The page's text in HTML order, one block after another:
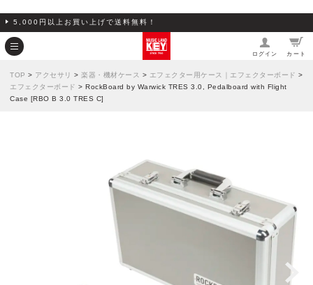
5,000円以上お買い上げで送料無料！
ログイン カート
TOP > アクセサリ > 楽器・機材ケース > エフェクター用ケース｜エフェクターボード >
エフェクターボード > RockBoard by Warwick TRES 3.0, Pedalboard with Flight
Case [RBO B 3.0 TRES C]